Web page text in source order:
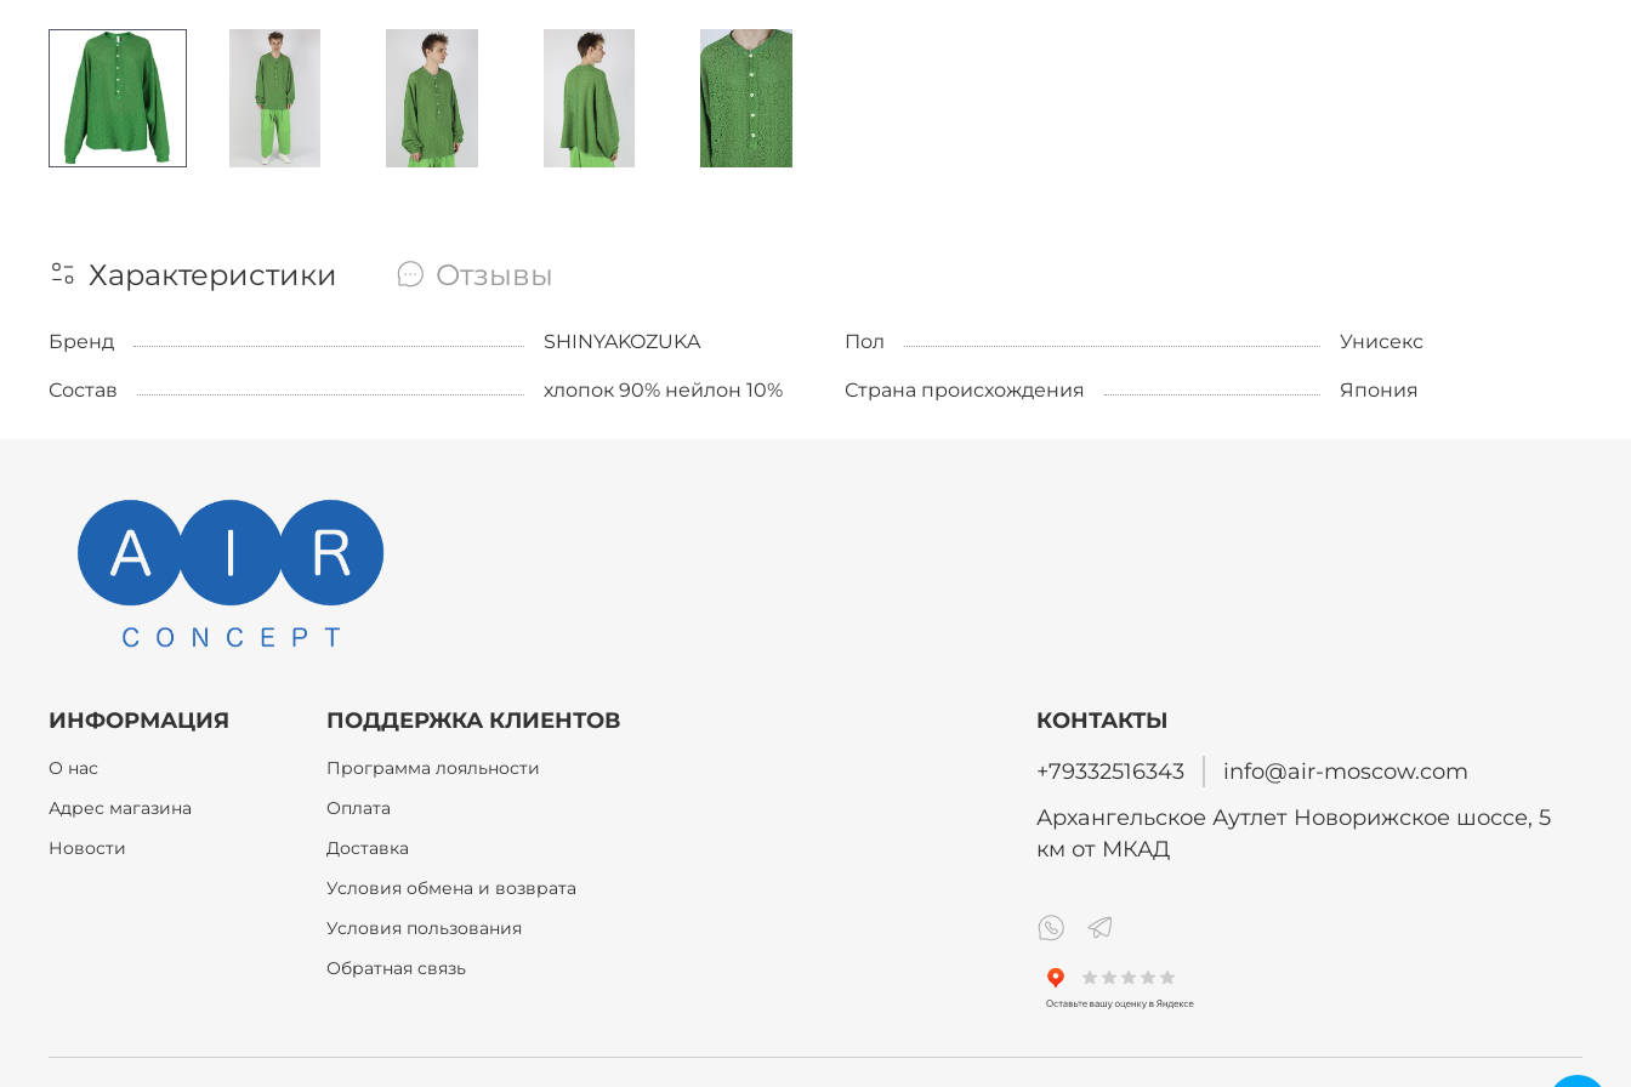
Характеристики Отзывы
Бренд SHINYAKOZUKA Пол Унисекс
Состав хлопок 90% нейлон 10% Страна происхождения Япония
ИНФОРМАЦИЯ
О нас
Адрес магазина
Новости
ПОДДЕРЖКА КЛИЕНТОВ
Программа лояльности
Оплата
Доставка
Условия обмена и возврата
Условия пользования
Обратная связь
КОНТАКТЫ
+79332516343
info@air-moscow.com
Архангельское Аутлет Новорижское шоссе, 5
км от МКАД